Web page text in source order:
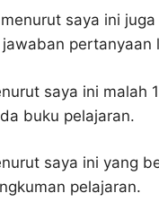
menurut saya ini
pertanyaan
saya ini malah
buku pelajaran.
saya ini yang
pelajaran.